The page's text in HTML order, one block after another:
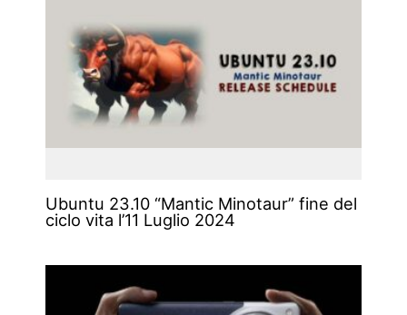
Ubuntu 23.10 “Mantic Minotaur” fine del
ciclo vita l’11 Luglio 2024